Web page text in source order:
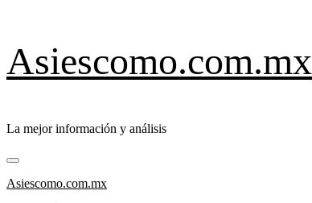
al
contenido
Asiescomo.com.mx
La mejor información y análisis
Menú
primario
Asiescomo.com.mx